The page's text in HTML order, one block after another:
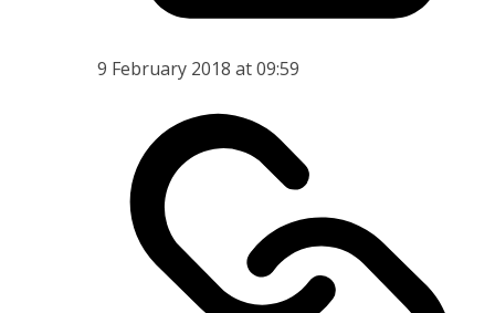
9 February 2018 at 09:59